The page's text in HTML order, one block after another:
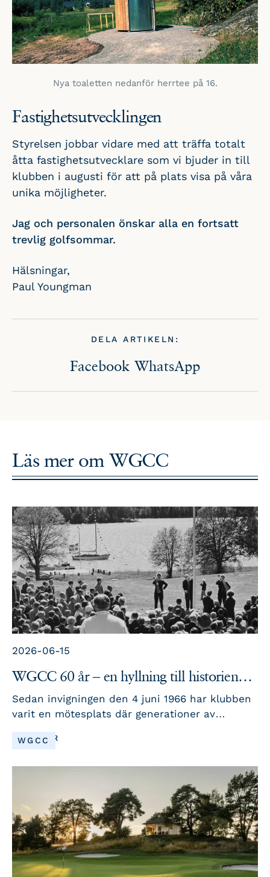
Nya toaletten nedanför herrtee på 16.
Fastighetsutvecklingen
Styrelsen jobbar vidare med att träffa totalt
åtta fastighetsutvecklare som vi bjuder in till
klubben i augusti för att på plats visa på våra
unika möjligheter.
Jag och personalen önskar alla en fortsatt
trevlig golfsommar.
Hälsningar,
Paul Youngman
DELA ARTIKELN:
Facebook WhatsApp
Läs mer om WGCC
2026-06-15
WGCC 60 år – en hyllning till historien
och framtiden
Sedan invigningen den 4 juni 1966 har klubben
varit en mötesplats där generationer av
social samvaro. Under jubileumsåret hyllar vi
som format WGCC till den unika klubb den är
idag. Med tävlingar, festligheter och särskilda
jubileumsarrangemang ser vi fram emot att
tillsammans skapa nya minnen och fira 60
fantastiska år på Wermdö Golf & Country Club.
WGCC
LÄS MER